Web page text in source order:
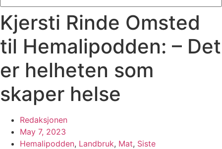
Kjersti Rinde Omsted
til Hemalipodden: – Det
er helheten som
skaper helse
Redaksjonen
May 7, 2023
Hemalipodden, Landbruk, Mat, Siste